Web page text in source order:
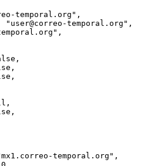
temporal.org",
"user@correo-temporal.org",
temporal.org",